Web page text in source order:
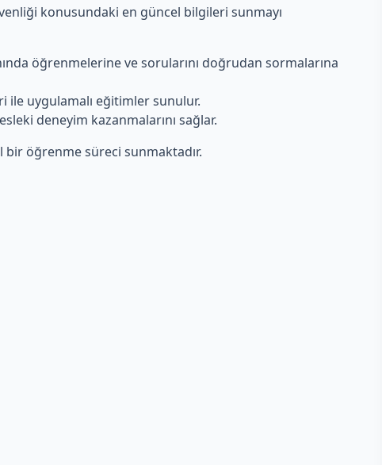
konusundaki en güncel bilgileri sunmayı
öğrenmelerine ve sorularını doğrudan sormalarına
uygulamalı eğitimler sunulur.
deneyim kazanmalarını sağlar.
bir öğrenme süreci sunmaktadır.